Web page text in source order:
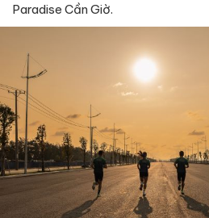
Paradise Cần Giờ.